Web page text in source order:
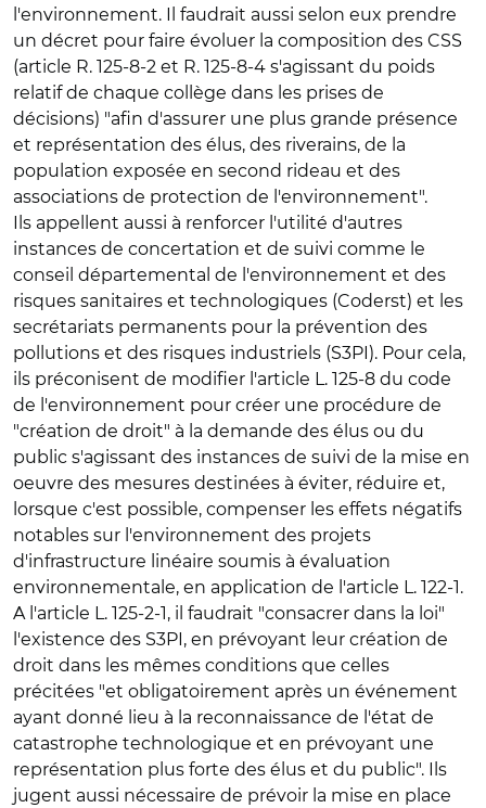
l'environnement. Il faudrait aussi selon eux prendre
un décret pour faire évoluer la composition des CSS
(article R. 125-8-2 et R. 125-8-4 s'agissant du poids
relatif de chaque collège dans les prises de
décisions) "afin d'assurer une plus grande présence
et représentation des élus, des riverains, de la
population exposée en second rideau et des
associations de protection de l'environnement".
Ils appellent aussi à renforcer l'utilité d'autres
instances de concertation et de suivi comme le
conseil départemental de l'environnement et des
risques sanitaires et technologiques (Coderst) et les
secrétariats permanents pour la prévention des
pollutions et des risques industriels (S3PI). Pour cela,
ils préconisent de modifier l'article L. 125-8 du code
de l'environnement pour créer une procédure de
"création de droit" à la demande des élus ou du
public s'agissant des instances de suivi de la mise en
oeuvre des mesures destinées à éviter, réduire et,
lorsque c'est possible, compenser les effets négatifs
notables sur l'environnement des projets
d'infrastructure linéaire soumis à évaluation
environnementale, en application de l'article L. 122-1.
A l'article L. 125-2-1, il faudrait "consacrer dans la loi"
l'existence des S3PI, en prévoyant leur création de
droit dans les mêmes conditions que celles
précitées "et obligatoirement après un événement
ayant donné lieu à la reconnaissance de l'état de
catastrophe technologique et en prévoyant une
représentation plus forte des élus et du public". Ils
jugent aussi nécessaire de prévoir la mise en place